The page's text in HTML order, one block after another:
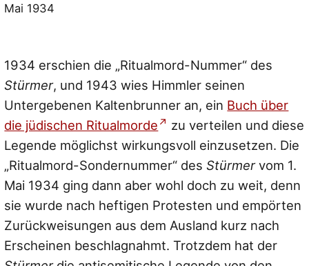
Mai 1934
1934 erschien die „Ritualmord-Nummer“ des
Stürmer, und 1943 wies Himmler seinen
Untergebenen Kaltenbrunner an, ein Buch über
die jüdischen Ritualmorde
zu verteilen und diese
Legende möglichst wirkungsvoll einzusetzen. Die
„Ritualmord-Sondernummer“ desStürmervom 1.
Mai 1934 ging dann aber wohl doch zu weit, denn
sie wurde nach heftigen Protesten und empörten
Zurückweisungen aus dem Ausland kurz nach
Erscheinen beschlagnahmt. Trotzdem hat der